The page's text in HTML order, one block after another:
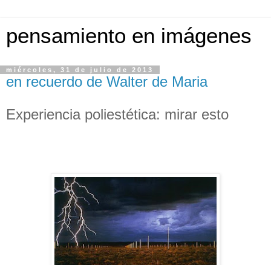
pensamiento en imágenes
miércoles, 31 de julio de 2013
en recuerdo de Walter de Maria
Experiencia poliestética: mirar esto